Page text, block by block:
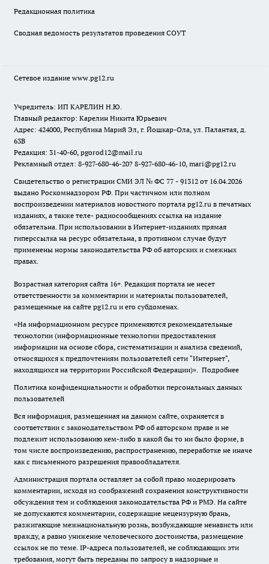
Редакционная политика
Сводная ведомость результатов проведения СОУТ
Сетевое издание www.pg12.ru
Учредитель: ИП КАРЕЛИН Н.Ю.
Главный редактор: Карелин Никита Юрьевич
Адрес: 424000, Республика Марий Эл, г. Йошкар-Ола, ул. Палантая, д.
63В
Редакция: 31-40-60, pgorod12@mail.ru
Рекламный отдел: 8-927-680-46-20? 8-927-680-46-10, mari@pg12.ru
Свидетельство о регистрации СМИ ЭЛ № ФС 77 - 91312 от 16.04.2026
выдано Роскомнадзором РФ. При частичном или полном
воспроизведении материалов новостного портала pg12.ru в печатных
изданиях, а также теле- радиосообщениях ссылка на издание
обязательна. При использовании в Интернет-изданиях прямая
гиперссылка на ресурс обязательна, в противном случае будут
применены нормы законодательства РФ об авторских и смежных
правах.
Возрастная категория сайта 16+. Редакция портала не несет
ответственности за комментарии и материалы пользователей,
размещенные на сайте pg12.ru и его субдоменах.
«На информационном ресурсе применяются рекомендательные
технологии (информационные технологии предоставления
информации на основе сбора, систематизации и анализа сведений,
относящихся к предпочтениям пользователей сети "Интернет",
находящихся на территории Российской Федерации)». Подробнее
Политика конфиденциальности и обработки персональных данных
пользователей
Вся информация, размещенная на данном сайте, охраняется в
соответствии с законодательством РФ об авторском праве и не
подлежит использованию кем-либо в какой бы то ни было форме, в
том числе воспроизведению, распространению, переработке не иначе
как с письменного разрешения правообладателя.
Администрация портала оставляет за собой право модерировать
комментарии, исходя из соображений сохранения конструктивности
обсуждения тем и соблюдения законодательства РФ и РМЭ. На сайте
не допускаются комментарии, содержащие нецензурную брань,
разжигающие межнациональную рознь, возбуждающие ненависть или
вражду, а равно унижение человеческого достоинства, размещение
ссылок не по теме. IP-адреса пользователей, не соблюдающих эти
требования, могут быть переданы по запросу в надзорные и